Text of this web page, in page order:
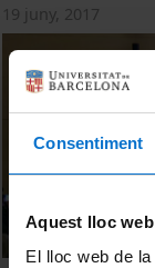
Consentiment
Aquest lloc
El lloc web de
19 juny, 2017